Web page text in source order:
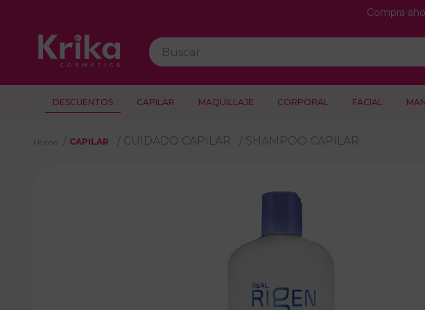
Compra
Buscar
DESCUENTOS CAPILAR MAQUILLAJE CORPORAL FACIAL
CAPILAR CUIDADO CAPILAR SHAMPOO CAPILAR